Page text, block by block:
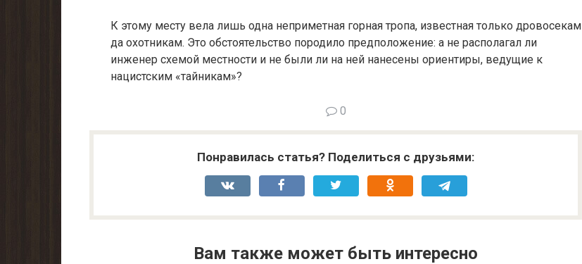
К этому месту вела лишь одна неприметная горная тропа, известная только дровосекам
да охотникам. Это обстоятельство породило предположение: а не располагал ли
инженер схемой местности и не были ли на ней нанесены ориентиры, ведущие к
нацистским «тайникам»?
0
Понравилась статья? Поделиться с друзьями:
Вам также может быть интересно